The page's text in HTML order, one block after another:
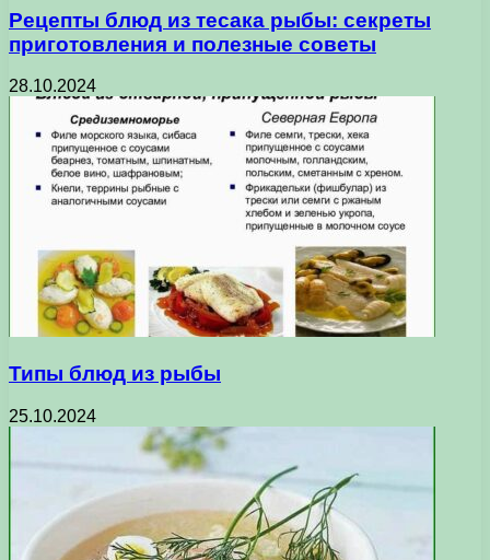
Рецепты блюд из тесака рыбы: секреты
приготовления и полезные советы
28.10.2024
Типы блюд из рыбы
25.10.2024